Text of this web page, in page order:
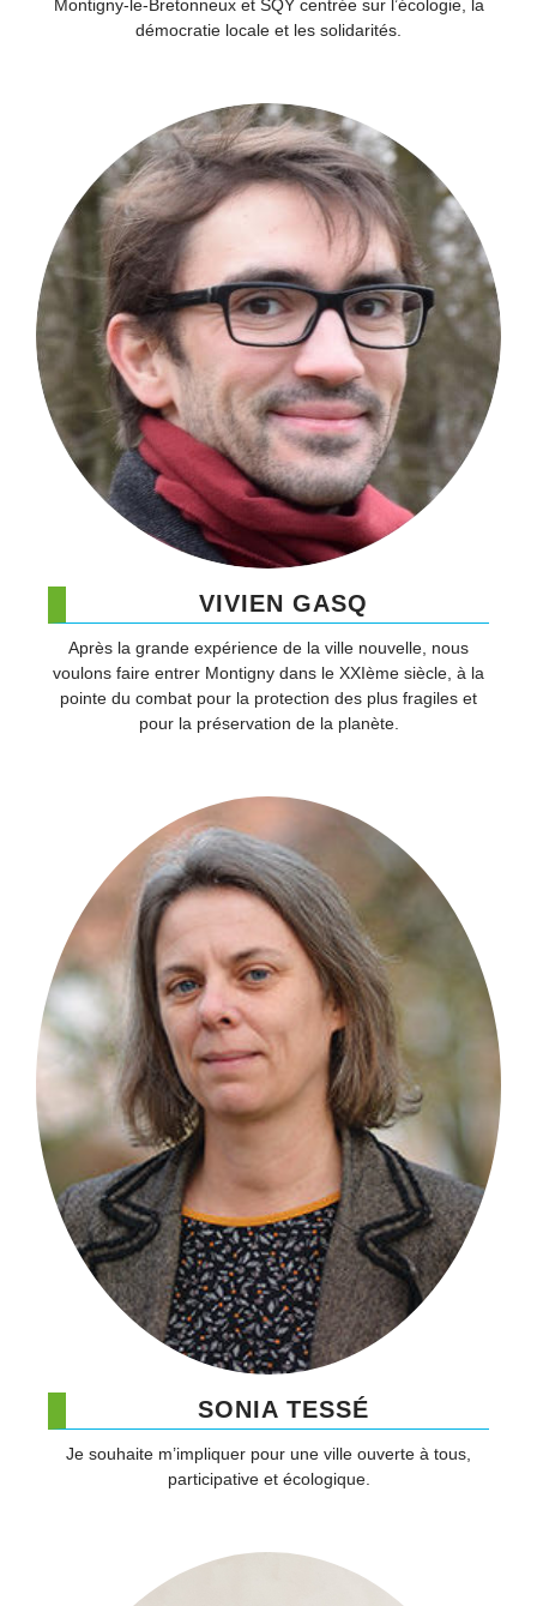
Montigny-le-Bretonneux et SQY centrée sur l’écologie, la
démocratie locale et les solidarités.
VIVIEN GASQ
Après la grande expérience de la ville nouvelle, nous
voulons faire entrer Montigny dans le XXIème siècle, à la
pointe du combat pour la protection des plus fragiles et
pour la préservation de la planète.
SONIA TESSÉ
Je souhaite m’impliquer pour une ville ouverte à tous,
participative et écologique.